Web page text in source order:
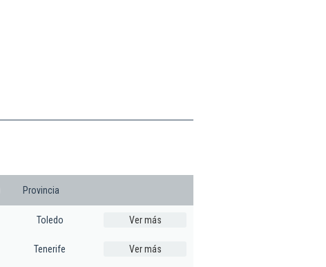
Provincia
Toledo Ver más
Tenerife Ver más